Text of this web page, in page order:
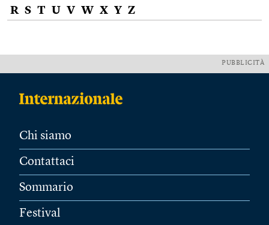
R S T U V W X Y Z
PUBBLICITÀ
Chi siamo
Contattaci
Sommario
Festival